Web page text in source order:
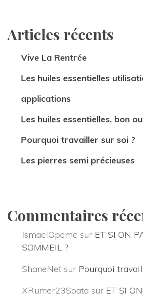
Articles récent
Vive La Rentrée
Les huiles essentielles
application
Les huiles essentielles, bon
Pourquoi travailler sur soi ?
Les pierres semi précieuse
Commentaires
IsmaelOpeme sur ET SI ON
SOMMEIL ?
ShaneNet sur Pourquoi
XRumer23Soata sur ET SI